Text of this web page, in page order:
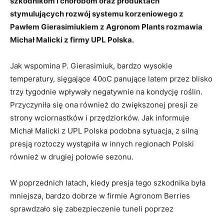
stymulujących rozwój systemu korzeniowego z
Pawłem Gierasimiukiem z Agronom Plants rozmawia
Michał Malicki z firmy UPL Polska.
Jak wspomina P. Gierasimiuk, bardzo wysokie
temperatury, sięgające 40oC panujące latem przez blisko
trzy tygodnie wpływały negatywnie na kondycję roślin.
Przyczyniła się ona również do zwiększonej presji ze
strony wciornastków i przędziorków. Jak informuje
Michał Malicki z UPL Polska podobna sytuacja, z silną
presją roztoczy wystąpiła w innych regionach Polski
również w drugiej połowie sezonu.
W poprzednich latach, kiedy presja tego szkodnika była
mniejsza, bardzo dobrze w firmie Agronom Berries
sprawdzało się zabezpieczenie tuneli poprzez